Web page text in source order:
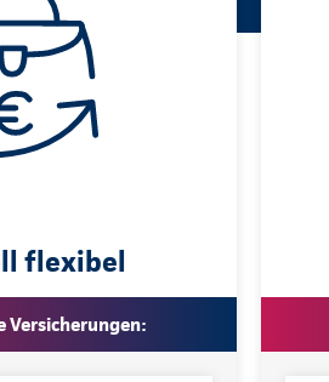
flexibel
Versicherungen: